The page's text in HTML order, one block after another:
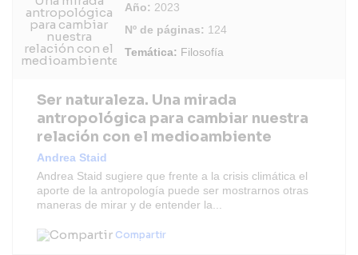
Año: 2023
Nº de páginas: 124
Temática: Filosofía
Ser naturaleza. Una mirada
antropológica para cambiar nuestra
relación con el medioambiente
Andrea Staid
Andrea Staid sugiere que frente a la crisis climática el
aporte de la antropología puede ser mostrarnos otras
maneras de mirar y de entender la...
Compartir